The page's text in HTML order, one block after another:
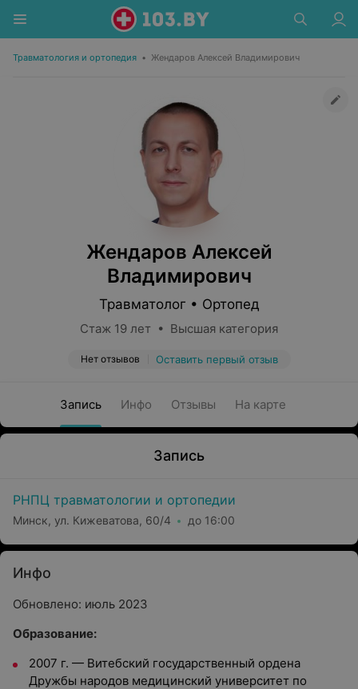
Травматология и ортопедия • Жендаров Алексей Владимирович
Жендаров Алексей
Владимирович
Травматолог • Ортопед
Стаж 19 лет • Высшая категория
Нет отзывов Оставить первый отзыв
Запись Инфо Отзывы На карте
Запись
РНПЦ травматологии и ортопедии
Минск, ул. Кижеватова, 60/4 до 16:00
Инфо
Обновлено: июль 2023
Образование:
2007 г. — Витебский государственный ордена
Дружбы народов медицинский университет по